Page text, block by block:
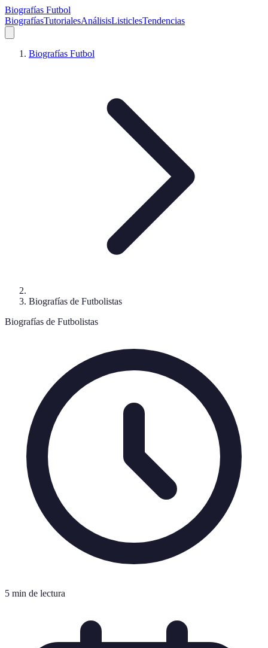
Biografías Futbol
BiografíasTutorialesAnálisisListiclesTendencias
Biografías Futbol
Biografías de Futbolistas
Biografías de Futbolistas
5 min de lectura